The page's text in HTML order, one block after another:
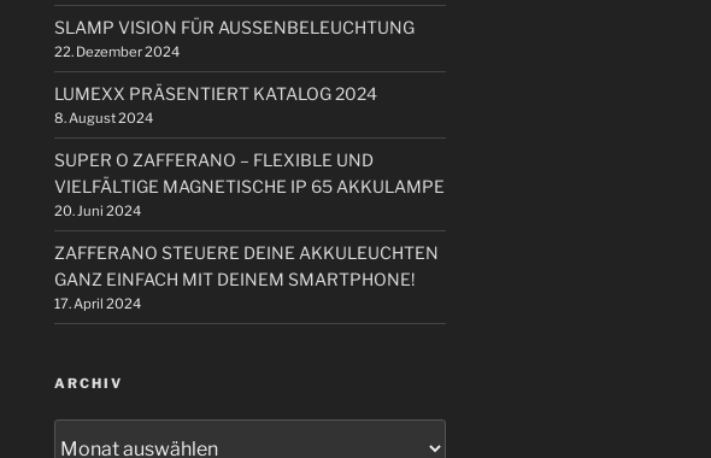
SLAMP VISION FÜR AUSSENBELEUCHTUNG
22. Dezember 2024
LUMEXX PRÄSENTIERT KATALOG 2024
8. August 2024
SUPER O ZAFFERANO – FLEXIBLE UND
VIELFÄLTIGE MAGNETISCHE IP 65 AKKULAMPE
20. Juni 2024
ZAFFERANO STEUERE DEINE AKKULEUCHTEN
GANZ EINFACH MIT DEINEM SMARTPHONE!
17. April 2024
ARCHIV